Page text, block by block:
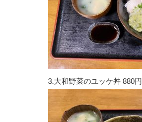
3.大和野菜のユッケ丼 880円